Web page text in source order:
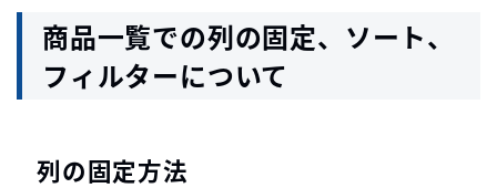
商品一覧での列の固定、ソート、
フィルターについて
列の固定方法